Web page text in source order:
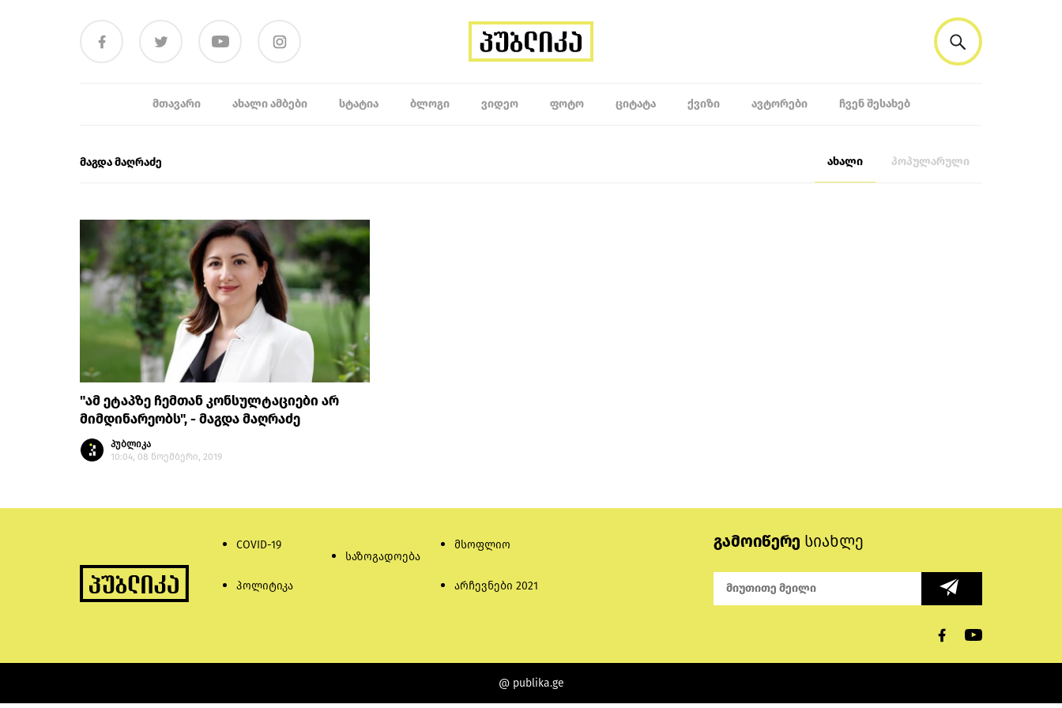
ᲛᲗᲐᲕᲐᲠᲘ ᲐᲮᲐᲚᲘ ᲐᲛᲑᲔᲑᲘ ᲡᲢᲐᲢᲘᲐ ᲑᲚᲝᲒᲘ ᲕᲘᲓᲔᲝ ᲤᲝᲢᲝ ᲪᲘᲢᲐᲢᲐ ᲥᲕᲘᲖᲘ ᲐᲕᲢᲝᲠᲔᲑᲘ ᲩᲕᲔᲜ ᲨᲔᲡᲐᲮᲔᲑ
მაგდა მაღრაძე ახალი პოპულარული
"ამ ეტაპზე ჩემთან კონსულტაციები არ
მიმდინარეობს", - მაგდა მაღრაძე
პუბლიკა
10:04, 08 ნოემბერი, 2019
COVID-19
პოლიტიკა
საზოგადოება
მსოფლიო
არჩევნები 2021
გამოიწერე სიახლე
@ publika.ge